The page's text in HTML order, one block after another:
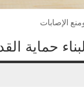
الإصابات
حماية